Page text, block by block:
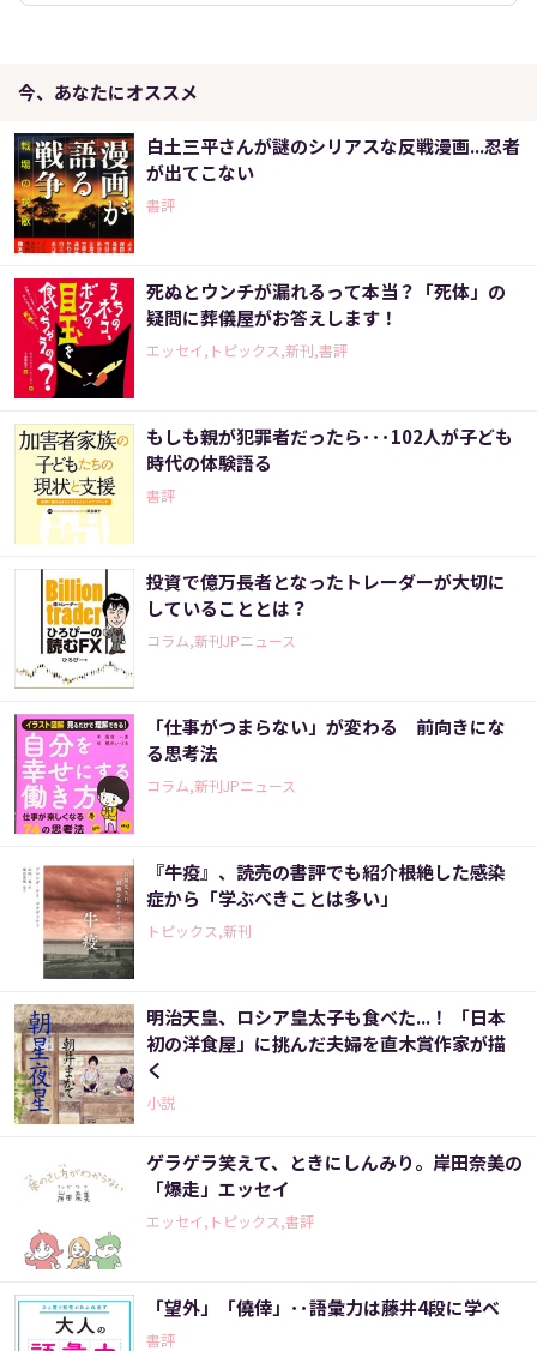
今、あなたにオススメ
白土三平さんが謎のシリアスな反戦漫画...忍者
が出てこない
書評
死ぬとウンチが漏れるって本当？「死体」の
疑問に葬儀屋がお答えします！
エッセイ,トピックス,新刊,書評
もしも親が犯罪者だったら･･･102人が子ども
時代の体験語る
書評
投資で億万長者となったトレーダーが大切に
していることとは？
コラム,新刊JPニュース
「仕事がつまらない」が変わる 前向きにな
る思考法
コラム,新刊JPニュース
『牛疫』、読売の書評でも紹介――根絶した感染
症から「学ぶべきことは多い」
トピックス,新刊
明治天皇、ロシア皇太子も食べた...！ 「日本
初の洋食屋」に挑んだ夫婦を直木賞作家が描
く
小説
ゲラゲラ笑えて、ときにしんみり。岸田奈美の
「爆走」エッセイ
エッセイ,トピックス,書評
「望外」「僥倖」･･語彙力は藤井4段に学べ
書評